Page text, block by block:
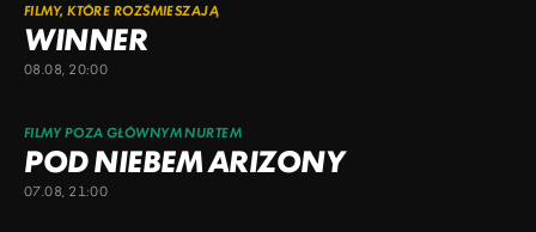
FILMY, KTÓRE ROZŚMIESZAJĄ
WINNER
08.08, 20:00
FILMY POZA GŁÓWNYM NURTEM
POD NIEBEM ARIZONY
07.08, 21:00